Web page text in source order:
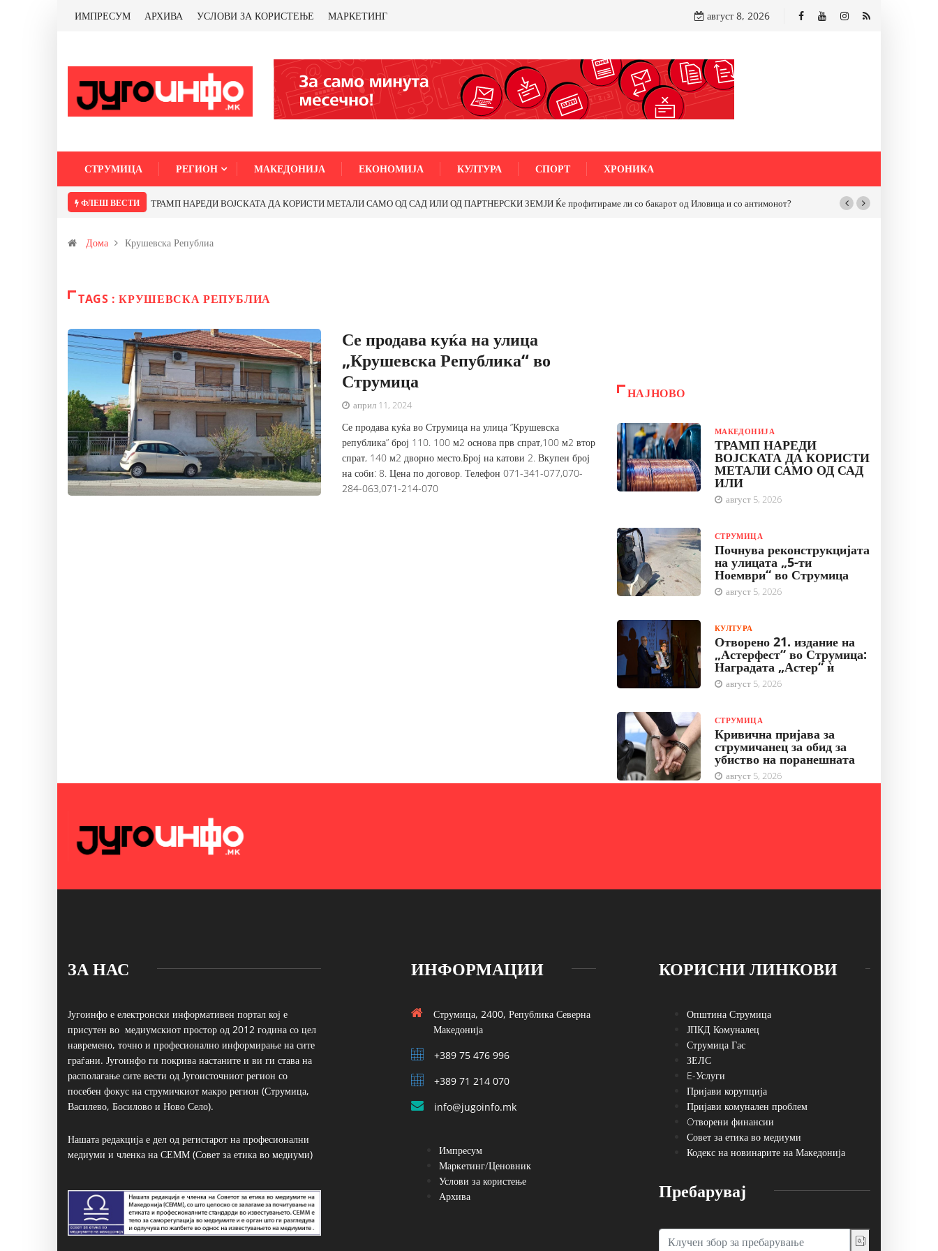
ИМПРЕСУМ АРХИВА УСЛОВИ ЗА КОРИСТЕЊЕ МАРКЕТИНГ август 8, 2026
СТРУМИЦА РЕГИОН МАКЕДОНИЈА ЕКОНОМИЈА КУЛТУРА СПОРТ ХРОНИКА
ФЛЕШ ВЕСТИ ТРАМП НАРЕДИ ВОЈСКАТА ДА КОРИСТИ МЕТАЛИ САМО ОД САД ИЛИ ОД ПАРТНЕРСКИ ЗЕМЈИ Ќе профитираме ли со бакарот од Иловица и со антимонот?
Дома Крушевска Републиа
TAGS : КРУШЕВСКА РЕПУБЛИА
Се продава куќа на улица
„Крушевска Република“ во
Струмица
април 11, 2024
Се продава куќа во Струмица на улица ”Крушевска
република” број 110. 100 м2 основа прв спрат,100 м2 втор
спрат, 140 м2 дворно место.Број на катови 2. Вкупен број
на соби: 8. Цена по договор. Телефон 071-341-077,070-
284-063,071-214-070
НАЈНОВО
МАКЕДОНИЈА
ТРАМП НАРЕДИ
ВОЈСКАТА ДА КОРИСТИ
МЕТАЛИ САМО ОД САД
ИЛИ
август 5, 2026
СТРУМИЦА
Почнува реконструкцијата
на улицата „5-ти
Ноември“ во Струмица
август 5, 2026
КУЛТУРА
Отворено 21. издание на
„Астерфест“ во Струмица:
Наградата „Астер“ ѝ
август 5, 2026
СТРУМИЦА
Кривична пријава за
струмичанец за обид за
убиство на поранешната
август 5, 2026
ЗА НАС
Југоинфо е електронски информативен портал кој е
присутен во медиумскиот простор од 2012 година со цел
навремено, точно и професионално информирање на сите
граѓани. Југоинфо ги покрива настаните и ви ги става на
располагање сите вести од Југоисточниот регион со
посебен фокус на струмичкиот макро регион (Струмица,
Василево, Босилово и Ново Село).
Нашата редакција е дел од регистарот на професионални
медиуми и членка на СЕММ (Совет за етика во медиуми)
ИНФОРМАЦИИ
Струмица, 2400, Република Северна
Македонија
+389 75 476 996
+389 71 214 070
info@jugoinfo.mk
Импресум
Маркетинг/Ценовник
Услови за користење
Архива
КОРИСНИ ЛИНКОВИ
Општина Струмица
ЈПКД Комуналец
Струмица Гас
ЗЕЛС
E-Услуги
Пријави корупција
Пријави комунален проблем
Oтворени финансии
Совет за етика во медиуми
Кодекс на новинарите на Македонија
Пребарувај